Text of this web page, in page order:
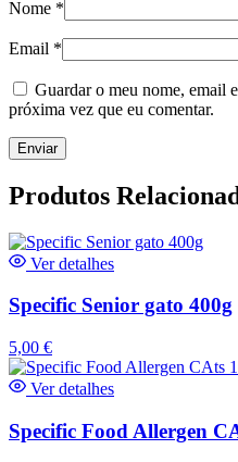
Nome *
Email *
Guardar o meu nome, email
próxima vez que eu comentar.
Produtos
Ver detalhes
Specific Senior gato 400g
5,00 €
Ver detalhes
Specific Food Allergen